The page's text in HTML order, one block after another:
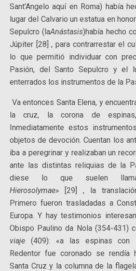
Sant’Angelo aquí en Roma) había
lugar del Calvario un estatua en
Sepulcro (laAnástasis)había hecho
Júpiter [28] , para contrarrestar el
lo que permitió individuar con
Pasión, del Santo Sepulcro y el
enterrados los instrumentos de la
Va entonces Santa Elena, y
la cruz, la corona de
Inmediatamente estos
objetos de devoción. Cuentan los
iba a peregrinar y realizaban un
ante las distintas reliquias de la
diese lo que suelen
Hierosolymae» [29] , la
Primero fueron trasladadas a
Europa. Y hay testimonios
Obispo Paulino da Nola (354-431)
viaje (409): «a las espinas con
Redentor fue coronado se rendía
Santa Cruz y la columna de la